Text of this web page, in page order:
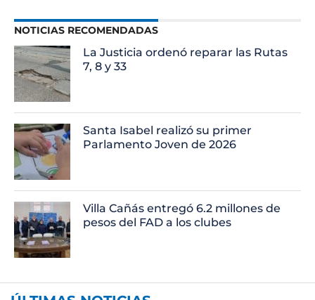
NOTICIAS RECOMENDADAS
La Justicia ordenó reparar las Rutas
7, 8 y 33
Santa Isabel realizó su primer
Parlamento Joven de 2026
Villa Cañás entregó 6.2 millones de
pesos del FAD a los clubes